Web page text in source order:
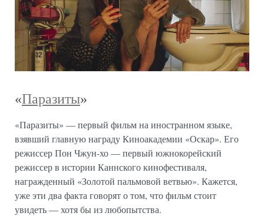
«Паразиты»
«Паразиты» — первый фильм на иностранном языке,
взявший главную награду Киноакадемии «Оскар». Его
режиссер Пон Чжун-хо — первый южнокорейский
режиссер в истории Каннского кинофестиваля,
награжденный «Золотой пальмовой ветвью». Кажется,
уже эти два факта говорят о том, что фильм стоит
увидеть — хотя бы из любопытства.